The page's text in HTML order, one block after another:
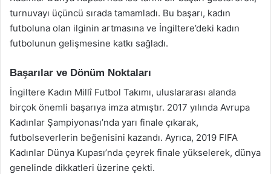
turnuvayı üçüncü sırada tamamladı. Bu başarı, kadın
futboluna olan ilginin artmasına ve İngiltere’deki kadın
futbolunun gelişmesine katkı sağladı.
Başarılar ve Dönüm Noktaları
İngiltere Kadın Millî Futbol Takımı, uluslararası alanda
birçok önemli başarıya imza atmıştır. 2017 yılında Avrupa
Kadınlar Şampiyonası’nda yarı finale çıkarak,
futbolseverlerin beğenisini kazandı. Ayrıca, 2019 FIFA
Kadınlar Dünya Kupası’nda çeyrek finale yükselerek, dünya
genelinde dikkatleri üzerine çekti.